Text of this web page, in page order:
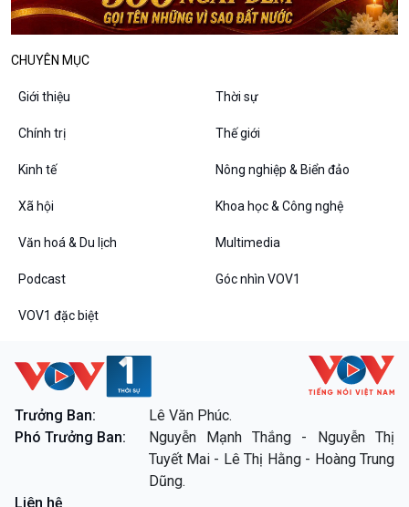
VOV1 đặc biệt
Thanh âm ký sự
Các chương trình đặc biệt
CHUYÊN MỤC
Giới thiệu Thời sự
Chính trị Thế giới
Kinh tế Nông nghiệp & Biển đảo
Xã hội Khoa học & Công nghệ
Văn hoá & Du lịch Multimedia
Podcast Góc nhìn VOV1
VOV1 đặc biệt
Trưởng Ban:
Lê Văn Phúc.
Phó Trưởng Ban:
Nguyễn Mạnh Thắng - Nguyễn Thị
Tuyết Mai - Lê Thị Hằng - Hoàng Trung
Dũng.
Liên hệ